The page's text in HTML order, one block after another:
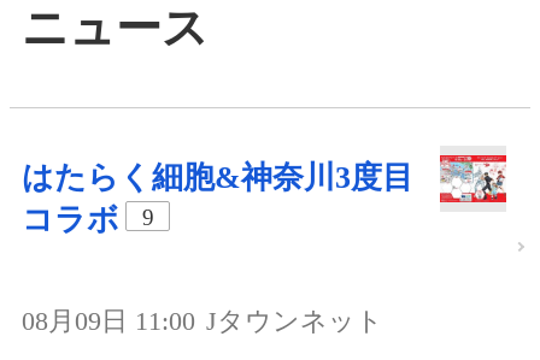
ニュース
はたらく細胞&神奈川3度目
コラボ
9
08月09日 11:00 Jタウンネット